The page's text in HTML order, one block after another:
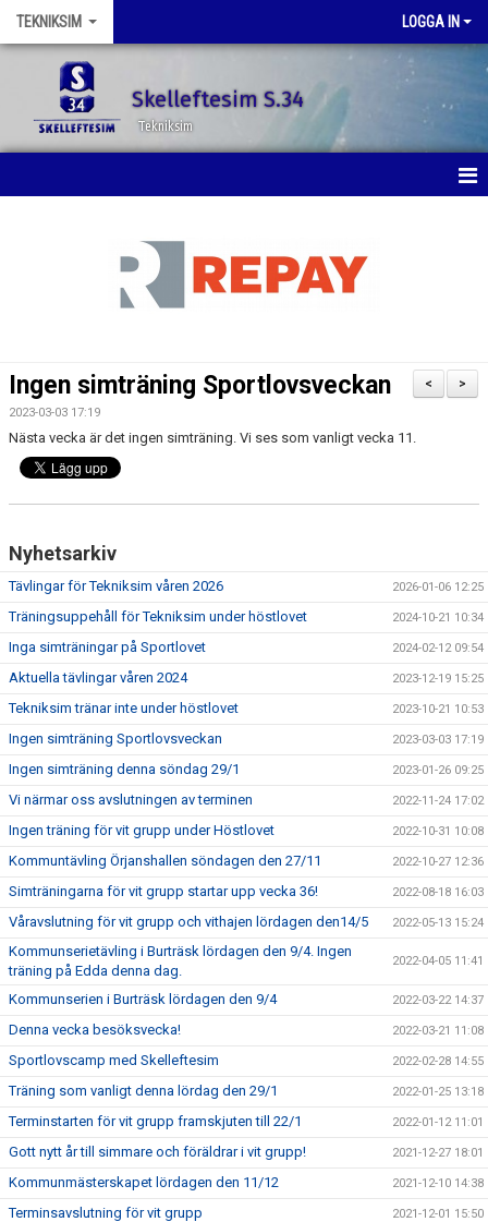
TEKNIKSIM LOGGA IN
Skelleftesim S.34
Tekniksim
DOKUMENT
KONTAKT
>
<
Ingen simträning Sportlovsveckan
2023-03-03 17:19
Nästa vecka är det ingen simträning. Vi ses som vanligt vecka 11.
Nyhetsarkiv
Tävlingar för Tekniksim våren 2026 2026-01-06 12:25
Träningsuppehåll för Tekniksim under höstlovet 2024-10-21 10:34
Inga simträningar på Sportlovet 2024-02-12 09:54
Aktuella tävlingar våren 2024 2023-12-19 15:25
Tekniksim tränar inte under höstlovet 2023-10-21 10:53
Ingen simträning Sportlovsveckan 2023-03-03 17:19
Ingen simträning denna söndag 29/1 2023-01-26 09:25
Vi närmar oss avslutningen av terminen 2022-11-24 17:02
Ingen träning för vit grupp under Höstlovet 2022-10-31 10:08
Kommuntävling Örjanshallen söndagen den 27/11 2022-10-27 12:36
Simträningarna för vit grupp startar upp vecka 36! 2022-08-18 16:03
Våravslutning för vit grupp och vithajen lördagen den14/5 2022-05-13 15:24
Kommunserietävling i Burträsk lördagen den 9/4. Ingen
träning på Edda denna dag.
2022-04-05 11:41
Kommunserien i Burträsk lördagen den 9/4 2022-03-22 14:37
Denna vecka besöksvecka! 2022-03-21 11:08
Sportlovscamp med Skelleftesim 2022-02-28 14:55
Träning som vanligt denna lördag den 29/1 2022-01-25 13:18
Terminstarten för vit grupp framskjuten till 22/1 2022-01-12 11:01
Gott nytt år till simmare och föräldrar i vit grupp! 2021-12-27 18:01
Kommunmästerskapet lördagen den 11/12 2021-12-10 14:38
Terminsavslutning för vit grupp 2021-12-01 15:50